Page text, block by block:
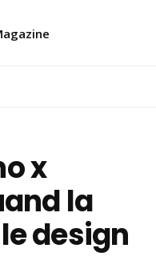
x
la
design